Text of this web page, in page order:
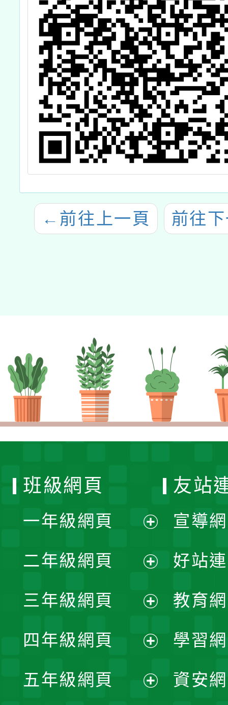
← 前往上一頁 前往
班級網頁
一年級網頁
開
選
單
二年級網頁
開
選
單
三年級網頁
開
選
四年級網頁
開
五年級網頁
友站
宣導
好站
教育
學習
資安